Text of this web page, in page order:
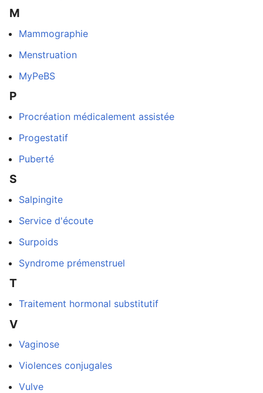
M
Mammographie
Menstruation
MyPeBS
P
Procréation médicalement assistée
Progestatif
Puberté
S
Salpingite
Service d'écoute
Surpoids
Syndrome prémenstruel
T
Traitement hormonal substitutif
V
Vaginose
Violences conjugales
Vulve